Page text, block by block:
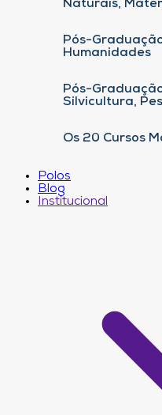
Naturais,
Pós-
Humanidades
Pós-
Silvicultura,
Os 20 Cursos
Polos
Blog
Institucional